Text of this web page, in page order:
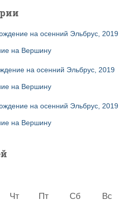
на осенний Эльбрус, 2019
на Вершину
на осенний Эльбрус, 2019
на Вершину
на осенний Эльбрус, 2019
на Вершину
Чт Пт Сб Вс